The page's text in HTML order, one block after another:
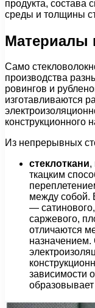
продукта, состава
среды и толщины
Материалы
Само
производства
ровингов и
изготавливаются
конструкционного
Из непрерывных
стеклоткани,
ткацким
между собой.
—
саржевого,
отличаются
назначением.
зависимости